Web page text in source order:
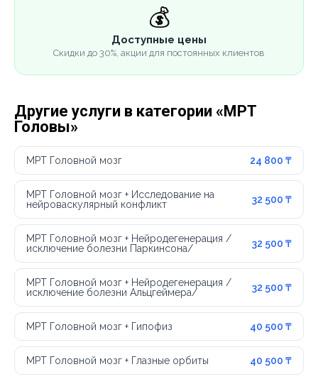
💰
Доступные цены
Скидки до 30%, акции для постоянных клиентов
Другие услуги в категории «МРТ
Головы»
МРТ Головной мозг 24 800 ₸
МРТ Головной мозг + Исследование на
нейроваскулярный конфликт
32 500 ₸
МРТ Головной мозг + Нейродегенерация /
исключение болезни Паркинсона/
32 500 ₸
МРТ Головной мозг + Нейродегенерация /
исключение болезни Альцгеймера/
32 500 ₸
МРТ Головной мозг + Гипофиз 40 500 ₸
МРТ Головной мозг + Глазные орбиты 40 500 ₸